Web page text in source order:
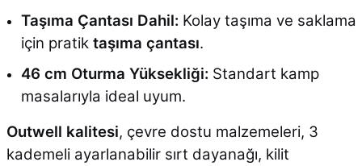
Taşıma Çantası Dahil: Kolay taşıma ve saklama
için pratik taşıma çantası.
46 cm Oturma Yüksekliği: Standart kamp
masalarıyla ideal uyum.
Outwell kalitesi, çevre dostu malzemeleri, 3
kademeli ayarlanabilir sırt dayanağı, kilit